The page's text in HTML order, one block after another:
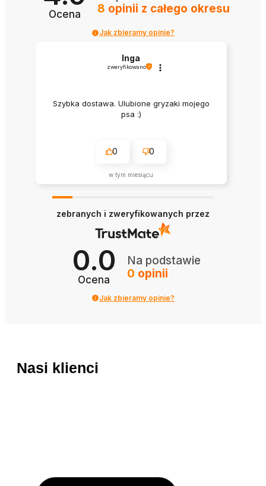
wybrać
stronie
Ocena
8 opinii z całego okresu
Jak zbieramy opinie?
Inga
zweryfikowano
Szybka dostawa. Ulubione gryzaki mojego
psa :)
0 0
w tym miesiącu
zebranych i zweryfikowanych przez
0.0
Ocena
Na podstawie
0 opinii
Jak zbieramy opinie?
Nasi klienci